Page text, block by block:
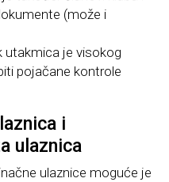
(može i
utakmica je visokog
pojačane kontrole
i
ulaznica
ulaznice moguće je